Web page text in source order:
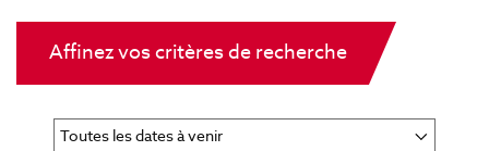
Affinez vos critères de recherche